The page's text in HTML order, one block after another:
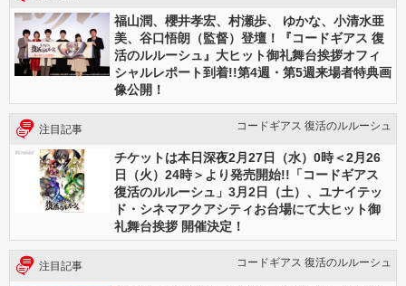
福山潤、櫻井孝宏、村瀬歩、 ゆかな、小清水亜
美、谷口悟朗（監督）登壇！『コードギアス 復
活のルルーシュ』大ヒット御礼舞台挨拶オフィ
シャルレポート到着!!第4週・第5週来場者特典画
像公開！
注目記事 コードギアス 復活のルルーシュ
チケットは本日深夜2月27日（水）0時＜2月26
日（火）24時＞より発売開始!!「コードギアス
復活のルルーシュ」3月2日（土）、ユナイテッ
ド・シネマアクアシティお台場にて大ヒット御
礼舞台挨拶 開催決定！
注目記事 コードギアス 復活のルルーシュ